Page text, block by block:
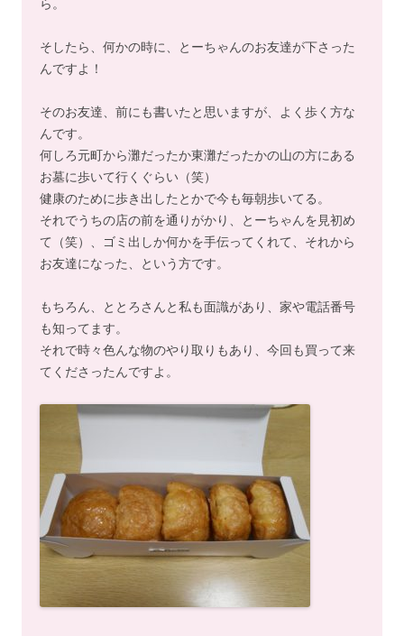
そしたら、何かの時に、とーちゃんのお友達が下さった
んですよ！
そのお友達、前にも書いたと思いますが、よく歩く方な
んです。
何しろ元町から灘だったか東灘だったかの山の方にある
お墓に歩いて行くぐらい（笑）
健康のために歩き出したとかで今も毎朝歩いてる。
それでうちの店の前を通りがかり、とーちゃんを見初め
て（笑）、ゴミ出しか何かを手伝ってくれて、それから
お友達になった、という方です。
もちろん、ととろさんと私も面識があり、家や電話番号
も知ってます。
それで時々色んな物のやり取りもあり、今回も買って来
てくださったんですよ。